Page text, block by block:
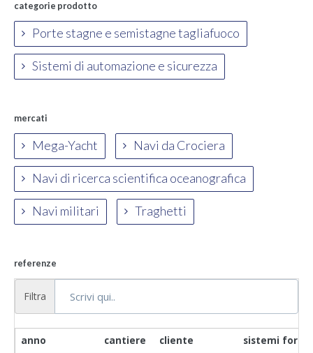
categorie prodotto
Porte stagne e semistagne tagliafuoco
Sistemi di automazione e sicurezza
mercati
Mega-Yacht Navi da Crociera
Navi di ricerca scientifica oceanografica
Navi militari Traghetti
referenze
Filtra
anno cantiere cliente sistemi